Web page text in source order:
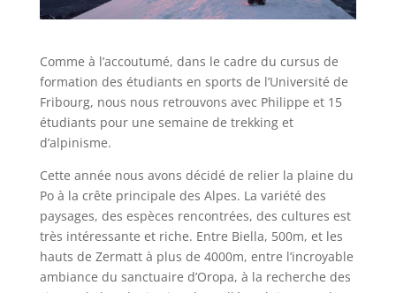
Comme à l’accoutumé, dans le cadre du cursus de
formation des étudiants en sports de l’Université de
Fribourg, nous nous retrouvons avec Philippe et 15
étudiants pour une semaine de trekking et
d’alpinisme.
Cette année nous avons décidé de relier la plaine du
Po à la crête principale des Alpes. La variété des
paysages, des espèces rencontrées, des cultures est
très intéressante et riche. Entre Biella, 500m, et les
hauts de Zermatt à plus de 4000m, entre l’incroyable
ambiance du sanctuaire d’Oropa, à la recherche des